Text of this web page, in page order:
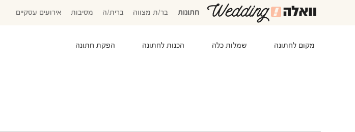
חתונות בר/ת מצווה ברית/ה מסיבות אירועים עסקיים
מקום לחתונה שמלות כלה הכנות לחתונה הפקת חתונה